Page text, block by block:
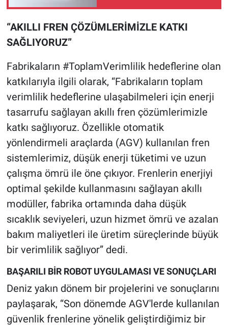
“AKILLI FREN ÇÖZÜMLERİMİZLE KATKI
SAĞLIYORUZ”
Fabrikaların #ToplamVerimlilik hedeflerine olan
katkılarıyla ilgili olarak, “Fabrikaların toplam
verimlilik hedeflerine ulaşabilmeleri için enerji
tasarrufu sağlayan akıllı fren çözümlerimizle
katkı sağlıyoruz. Özellikle otomatik
yönlendirmeli araçlarda (AGV) kullanılan fren
sistemlerimiz, düşük enerji tüketimi ve uzun
çalışma ömrü ile öne çıkıyor. Frenlerin enerjiyi
optimal şekilde kullanmasını sağlayan akıllı
modüller, fabrika ortamında daha düşük
sıcaklık seviyeleri, uzun hizmet ömrü ve azalan
bakım maliyetleri ile üretim süreçlerinde büyük
bir verimlilik sağlıyor” dedi.
BAŞARILI BİR ROBOT UYGULAMASI VE SONUÇLARI
Deniz yakın dönem bir projelerini ve sonuçlarını
paylaşarak, “Son dönemde AGV'lerde kullanılan
güvenlik frenlerine yönelik geliştirdiğimiz bir